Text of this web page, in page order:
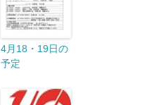
4月18・19日の
予定